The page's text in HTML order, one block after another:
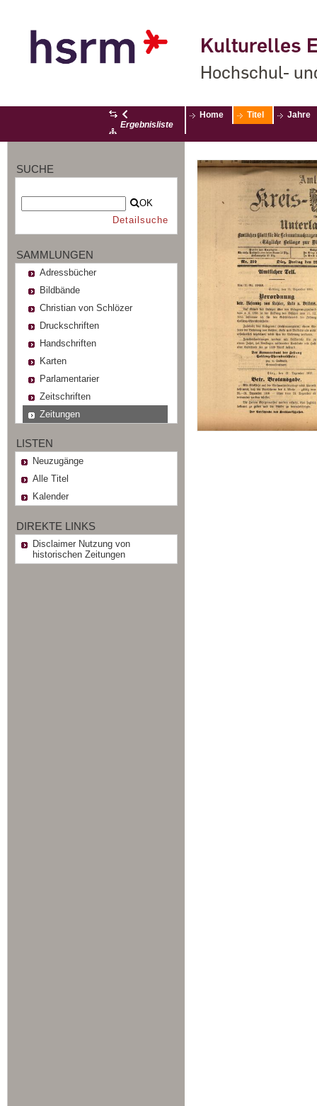
Kulturelles
Hochschul-
Ergebnisliste
Home Titel Jahre
SUCHE
OK
Detailsuche
SAMMLUNGEN
Adressbücher
Bildbände
Christian von Schlözer
Druckschriften
Handschriften
Karten
Parlamentarier
Zeitschriften
Zeitungen
LISTEN
Neuzugänge
Alle Titel
Kalender
DIREKTE LINKS
Disclaimer Nutzung von
historischen Zeitungen